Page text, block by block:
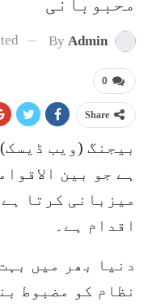
By Admin
0
Share
بیجنگ (ویب
ہے جو بین
میزبانی کرتا
اقدام ہے۔
دنیا بھر میں
نظام کو مضبوط